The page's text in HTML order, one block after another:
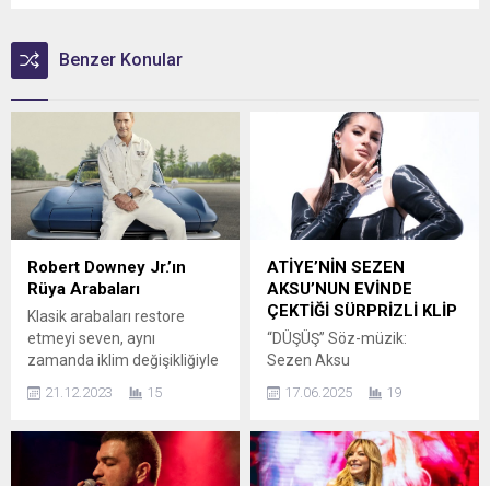
Benzer Konular
Robert Downey Jr.’ın
Rüya Arabaları
Klasik arabaları restore
etmeyi seven, aynı
zamanda iklim değişikliğiyle
mücadelede kararlı olan
ünlü oyuncu Robert Downey
arabalarını geleceğe
taşımak için onları daha hızlı,
21.12.2023 15
ATİYE’NİN SEZEN
AKSU’NUN EVİNDE
ÇEKTİĞİ SÜRPRİZLİ KLİP
“DÜŞÜŞ” Söz-müzik:
Sezen Aksu
Düzenleme: Erol Sebebci
Klip Yönetmeni: Ali Bilgin
ismi Atiye, Sezen Aksu’nun
hediye ettiği “Düşüş”
17.06.2025 19